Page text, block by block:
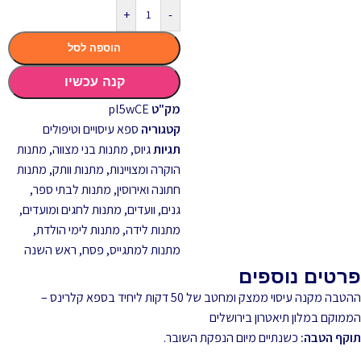
-
+
הוספה לסל
קנה עכשיו
מק"טpl5wCE
קטגוריה ספא עיסויים וטיפולים
תגיותגיוס, מתנות בני מצווה, מתנות
הוקרה ומצויינות, מתנות וותק, מתנות
חתונה ואירוסין, מתנות לבתי ספר,
גנים, וועדים, מתנות לחגים ומועדים,
מתנות לידה, מתנות לימי הולדת,
מתנות למתגייס, פסח, ראש השנה
פרטים נוספים
ההטבה מקנה עיסוי ממצק ומחטב של 50 דקות ליחיד בספא קלרינס –
הממוקם במלון תיאטרון בירושלים
תוקף הטבה: כשנתיים מיום הנפקת השובר.